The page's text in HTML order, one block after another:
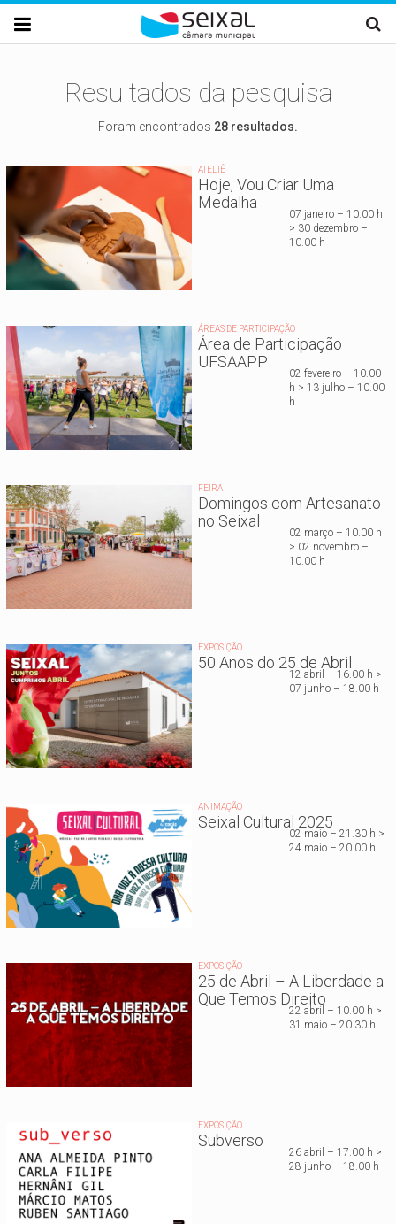
Passar para o conteúdo principal

Resultados da pesquisa
Foram encontrados 28 resultados.
ATELIÊ
Hoje, Vou Criar Uma
Medalha
07 janeiro – 10.00 h
> 30 dezembro –
10.00 h
ÁREAS DE PARTICIPAÇÃO
Área de Participação
UFSAAPP
02 fevereiro – 10.00
h > 13 julho – 10.00
h
FEIRA
Domingos com Artesanato
no Seixal
02 março – 10.00 h
> 02 novembro –
10.00 h
EXPOSIÇÃO
50 Anos do 25 de Abril
12 abril – 16.00 h >
07 junho – 18.00 h
ANIMAÇÃO
Seixal Cultural 2025
02 maio – 21.30 h >
24 maio – 20.00 h
EXPOSIÇÃO
25 de Abril – A Liberdade a
Que Temos Direito
22 abril – 10.00 h >
31 maio – 20.30 h
EXPOSIÇÃO
Subverso
26 abril – 17.00 h >
28 junho – 18.00 h